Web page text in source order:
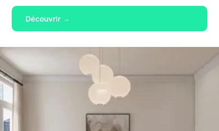
Découvrir →